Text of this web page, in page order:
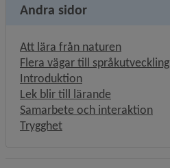
Andra sidor
Att lära från naturen
Flera vägar till språkutveckling
Introduktion
Lek blir till lärande
Samarbete och interaktion
Trygghet